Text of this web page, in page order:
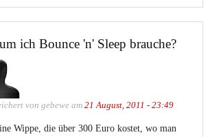
ich Bounce 'n' Sleep brauche?
von gebewe am 21 August, 2011 - 23:49
Wippe, die über 300 Euro kostet, wo man